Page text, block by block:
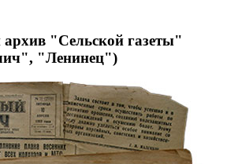
"Сельской газеты"
"Ленинец")